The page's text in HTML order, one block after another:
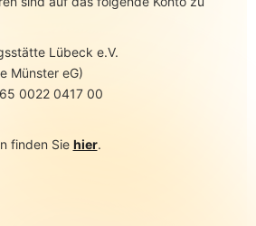
Lübeck e.V.
Münster eG)
0022 0417 00
finden Sie hier.